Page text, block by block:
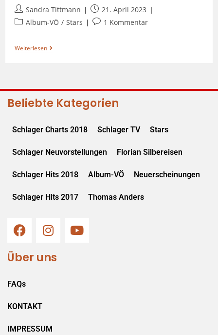
Sandra Tittmann
21. April 2023
Album-VÖ / Stars 1 Kommentar
Weiterlesen
Beliebte Kategorien
Schlager Charts 2018 Schlager TV Stars
Schlager Neuvorstellungen Florian Silbereisen
Schlager Hits 2018 Album-VÖ Neuerscheinungen
Schlager Hits 2017 Thomas Anders
Über uns
FAQs
KONTAKT
IMPRESSUM